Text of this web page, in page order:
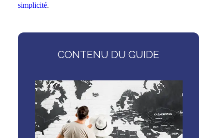
simplicité.
CONTENU DU GUIDE